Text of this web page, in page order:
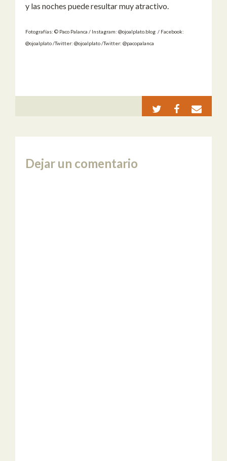
y las noches puede resultar muy atractivo.
Fotografías: © Paco Palanca / Instagram: @ojoalplato.blog / Facebook:
@ojoalplato /Twitter: @ojoalplato /Twitter: @pacopalanca
Dejar un comentario